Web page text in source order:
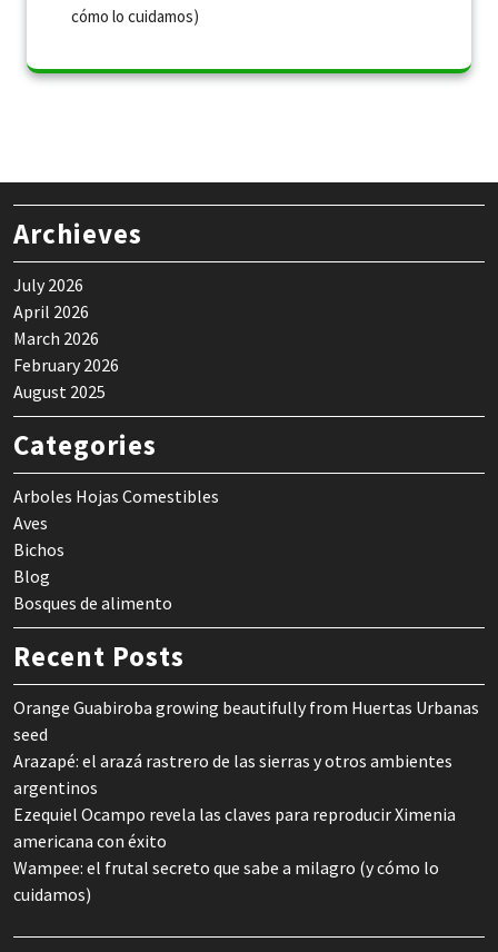
cómo lo cuidamos)
Archieves
July 2026
April 2026
March 2026
February 2026
August 2025
Categories
Arboles Hojas Comestibles
Aves
Bichos
Blog
Bosques de alimento
Recent Posts
Orange Guabiroba growing beautifully from Huertas Urbanas
seed
Arazapé: el arazá rastrero de las sierras y otros ambientes
argentinos
Ezequiel Ocampo revela las claves para reproducir Ximenia
americana con éxito
Wampee: el frutal secreto que sabe a milagro (y cómo lo
cuidamos)